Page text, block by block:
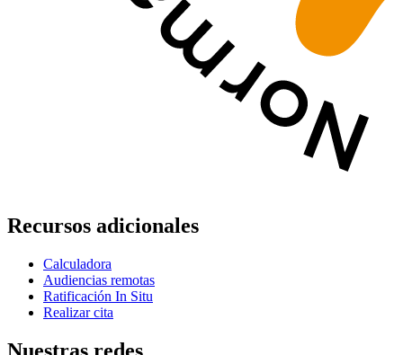
Recursos adicionales
Calculadora
Audiencias remotas
Ratificación In Situ
Realizar cita